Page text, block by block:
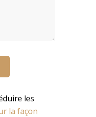
les
la façon